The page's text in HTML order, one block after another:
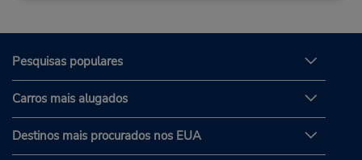
Pesquisas populares
Carros mais alugados
Destinos mais procurados nos EUA